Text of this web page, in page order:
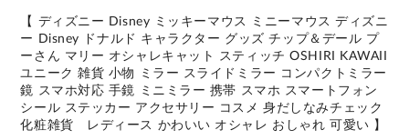
【 ディズニー Disney ミッキーマウス ミニーマウス ディズニ
ー Disney ドナルド キャラクター グッズ チップ＆デール プ
ーさん マリー オシャレキャット スティッチ OSHIRI KAWAII
ユニーク 雑貨 小物 ミラー スライドミラー コンパクトミラー
鏡 スマホ対応 手鏡 ミニミラー 携帯 スマホ スマートフォン
シール ステッカー アクセサリー コスメ 身だしなみチェック
化粧雑貨 レディース かわいい オシャレ おしゃれ 可愛い 】